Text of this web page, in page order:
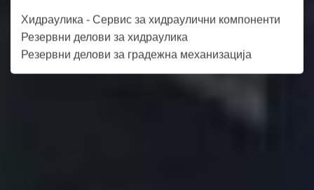
Хидраулика - Сервис за хидраулични компоненти
Резервни делови за хидраулика
Резервни делови за градежна механизација